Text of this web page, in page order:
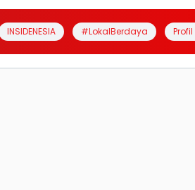
INSIDENESIA #LokalBerdaya